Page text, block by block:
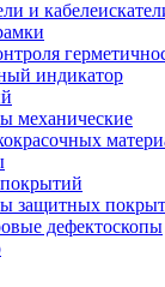
и
индикатор
механические
защитных
дефектоскопы